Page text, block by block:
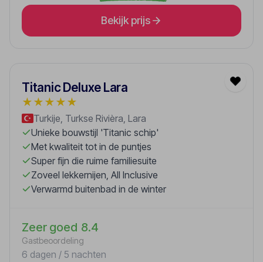
Bekijk prijs
Titanic Deluxe Lara
★★★★★
Turkije, Turkse Rivièra, Lara
Unieke bouwstijl 'Titanic schip'
Met kwaliteit tot in de puntjes
Super fijn die ruime familiesuite
Zoveel lekkernijen, All Inclusive
Verwarmd buitenbad in de winter
Zeer goed 8.4
Gastbeoordeling
6 dagen / 5 nachten